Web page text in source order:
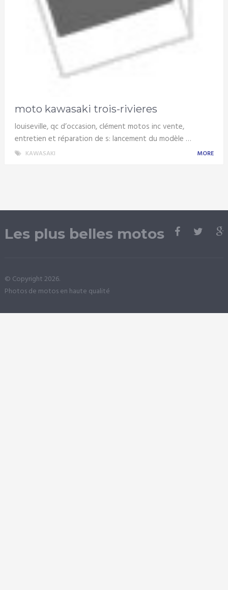
moto kawasaki trois-rivieres
louiseville, qc d’occasion, clément motos inc vente,
entretien et réparation de s: lancement du modèle …
KAWASAKI MORE
Les plus belles motos
© Copyright 2026.
Photos de motos en haute qualité